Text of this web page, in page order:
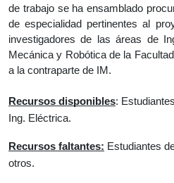
de trabajo se ha ensamblado
de especialidad pertinentes al
investigadores de las áreas de
Mecánica y Robótica de la
a la contraparte de IM.
Recursos disponibles:
Ing. Eléctrica.
Recursos faltantes: Estudiantes
otros.